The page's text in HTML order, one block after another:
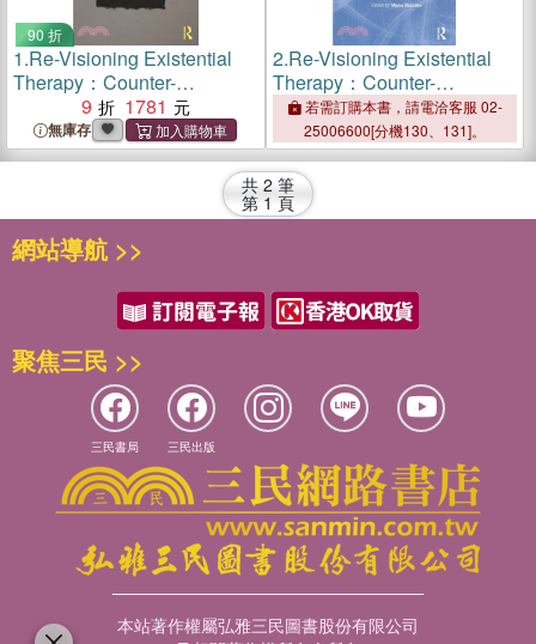
90 折
1.Re-Visioning Existential
Therapy：Counter-
traditional Perspectives
9 1781
無庫存
2.Re-Visioning Existential
Therapy：Counter-
traditional Perspectives
若需訂購本書，請電洽客服 02-
25006600[分機130、131]。
共 2 筆
第 1 頁
網站導航 >>
聚焦三民 >>
三民書局 三民出版
本站著作權屬弘雅三民圖書股份有限公司